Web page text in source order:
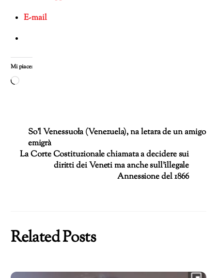
E-mail
Mi piace:
Caricamento
So’l Venessuoła (Venezuela), na letara de un amigo
emigrà
La Corte Costituzionale chiamata a decidere sui
diritti dei Veneti ma anche sull’illegale
Annessione del 1866
Related Posts